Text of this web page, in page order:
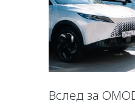
Вслед за